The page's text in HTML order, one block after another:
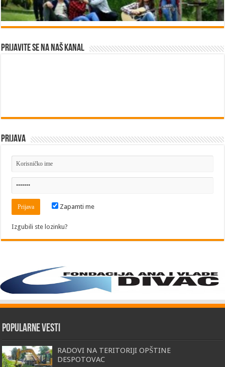
Prijavite se na naš kanal
Prijava
Zapamti me
Izgubili ste lozinku?
Popularne vesti
RADOVI NA TERITORIJI OPŠTINE
DESPOTOVAC